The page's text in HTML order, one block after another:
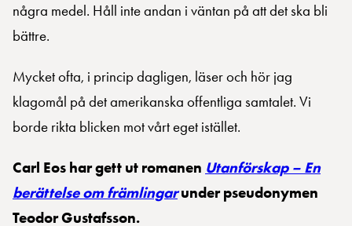
några medel. Håll inte andan i väntan på att det ska bli
bättre.
Mycket ofta, i princip dagligen, läser och hör jag
klagomål på det amerikanska offentliga samtalet. Vi
borde rikta blicken mot vårt eget istället.
Carl Eos har gett ut romanen Utanförskap – En
berättelse om främlingar under pseudonymen
Teodor Gustafsson.